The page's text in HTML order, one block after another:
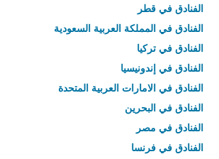
الفنادق في قطر
الفنادق في المملكة العربية السعودية
الفنادق في تركيا
الفنادق في إندونيسيا
الفنادق في الامارات العربية المتحدة
الفنادق في البحرين
الفنادق في مصر
الفنادق في فرنسا